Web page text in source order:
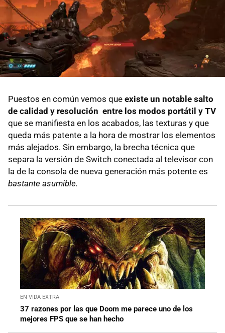
Puestos en común vemos que existe un notable salto
de calidad y resolución entre los modos portátil y TV
que se manifiesta en los acabados, las texturas y que
queda más patente a la hora de mostrar los elementos
más alejados. Sin embargo, la brecha técnica que
separa la versión de Switch conectada al televisor con
la de la consola de nueva generación más potente es
bastante asumible.
EN VIDA EXTRA
37 razones por las que Doom me parece uno de los
mejores FPS que se han hecho